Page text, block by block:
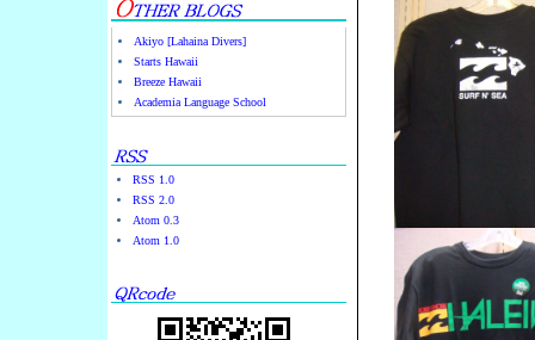
Akiyo [Lahaina Divers]
Starts Hawaii
Breeze Hawaii
Academia Language School
RSS 1.0
RSS 2.0
Atom 0.3
Atom 1.0